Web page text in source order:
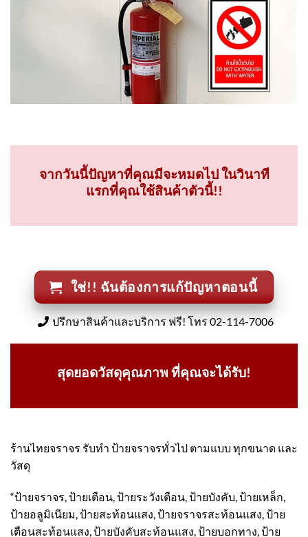
จากวันนี้ปัญหาที่คุณมีจะหมดไป ในวินาที
แรกที่คุณใช้สินค้าตัวนี้!!
ใช่!! ฉันต้องการแก้ปัญหาตอนนี้
ปรึกษาสินค้าและบริการ ฟรี! โทร 02-114-7006
สุดยอดวัสดุคุณภาพ ที่คุณจะได้รับ!
ร้านไทยจราจร รับทำ ป้ายจราจรทั่วไป ตามแบบ ทุกขนาด และ
วัสดุ
“ป้ายจราจร, ป้ายเตือน, ป้ายระวังเตือน, ป้ายบังคับ, ป้ายเหล็ก,
ป้ายอลูมิเนียม, ป้ายสะท้อนแสง, ป้ายจราจรสะท้อนแสง, ป้าย
เตือนสะท้อนแสง, ป้ายบังคับสะท้อนแสง, ป้ายบอกทาง, ป้าย